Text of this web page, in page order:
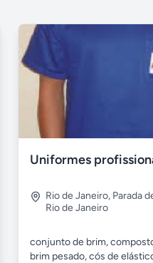
Rio de Janeiro, Parada
Rio de Janeiro
conjunto de brim,
brim pesado, cós de